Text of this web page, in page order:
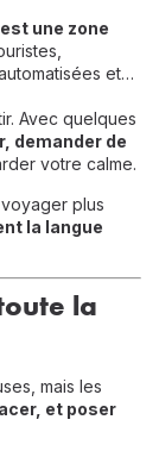
une zone
et…
Avec quelques
demander de
votre calme.
plus
la langue
la
mais les
et poser